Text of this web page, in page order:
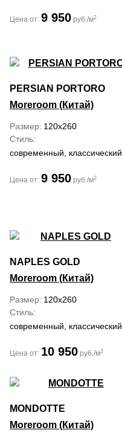
Цена от: 9 950 руб./м2
PERSIAN PORTORO
Moreroom (Китай)
Размер 120x260
Стиль
современный, классический
Цена от: 9 950 руб./м2
NAPLES GOLD
Moreroom (Китай)
Размер 120x260
Стиль
современный, классический
Цена от: 10 950 руб./м2
MONDOTTE
Moreroom (Китай)